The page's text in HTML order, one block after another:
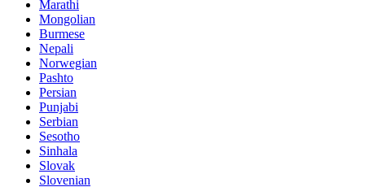
Marathi
Mongolian
Burmese
Nepali
Norwegian
Pashto
Persian
Punjabi
Serbian
Sesotho
Sinhala
Slovak
Slovenian